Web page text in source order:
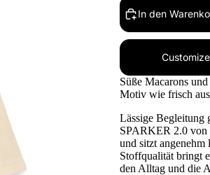
In den
Customize
Süße Macarons
Motiv wie frisch
Lässige Begleitung
SPARKER 2.0 von
und sitzt angenehm
Stoffqualität bringt
den Alltag und die